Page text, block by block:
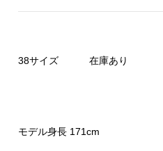
38サイズ 在庫あり
モデル身長 171cm